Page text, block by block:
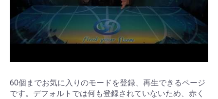
60個までお気に入りのモードを登録、再生できるページ
です。デフォルトでは何も登録されていないため、赤く